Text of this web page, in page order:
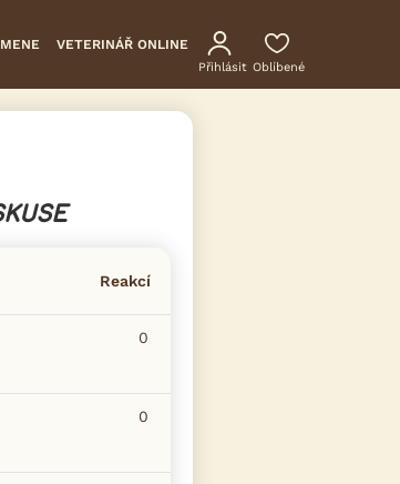
VETERINÁŘ ONLINE
Přihlásit Oblíbené
Reakcí
0
0